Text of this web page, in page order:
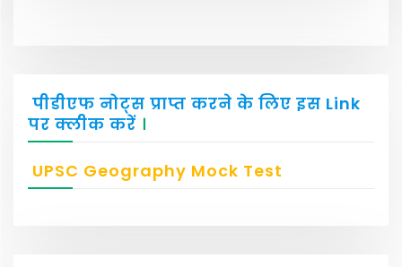
पीडीएफ नोट्स प्राप्त करने के लिए इस Link
पर क्लीक करें ।
UPSC Geography Mock Test